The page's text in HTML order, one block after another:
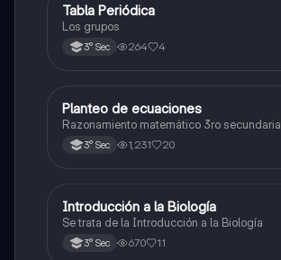
Química
Tabla Periódica
Los grupos
3° Sec 264 4
Matemáticas
Planteo de ecuaciones
Razonamiento matemático 3ro secundaria
3° Sec 1,231 20
Biología
Introducción a la Biología
Se trata de la Introducción a la Biología
3° Sec 670 11